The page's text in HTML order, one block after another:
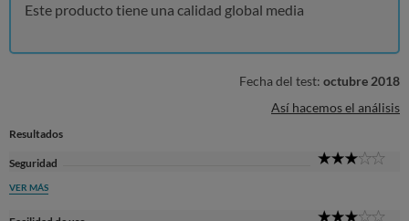
Este producto tiene una calidad global media
Fecha del test: octubre 2018
Así hacemos el análisis
Resultados
Seguridad
VER MÁS